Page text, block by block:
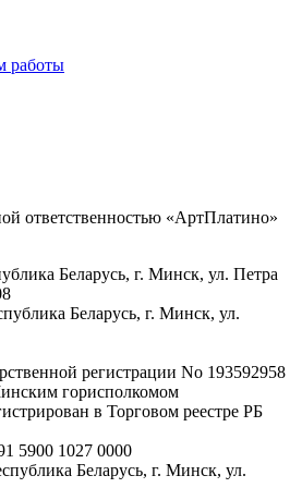
работы
ответственностью «АртПлатино»
Беларусь, г. Минск, ул. Петра
Беларусь, г. Минск, ул.
регистрации No 193592958
горисполкомом
в Торговом реестре РБ
5900 1027 0000
Беларусь, г. Минск, ул.